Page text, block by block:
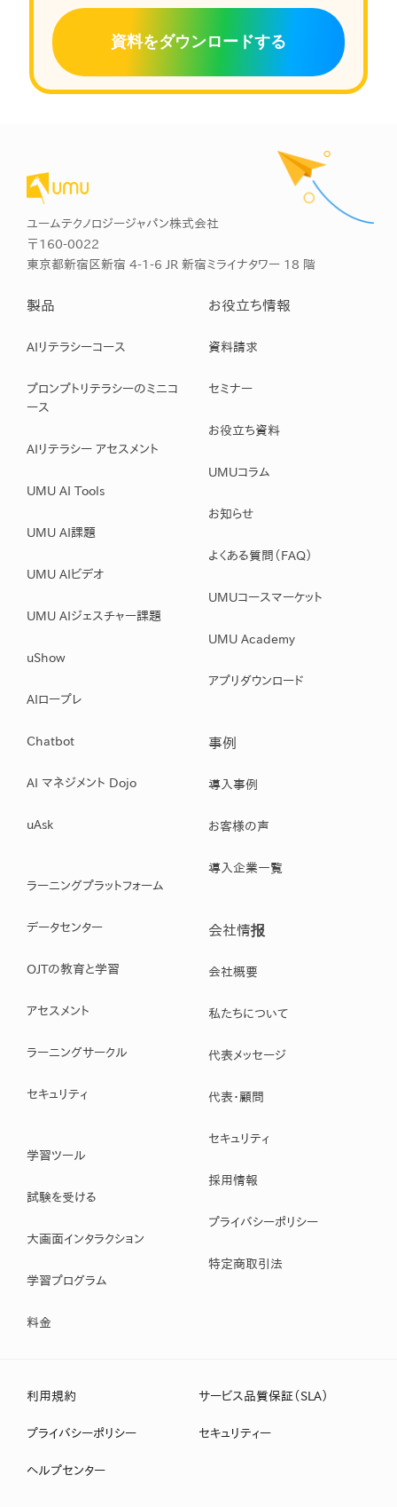
資料をダウンロードする
ユームテクノロジージャパン株式会社
〒160-0022
東京都新宿区新宿 4-1-6 JR 新宿ミライナタワー 18 階
製品
AIリテラシーコース
プロンプトリテラシーのミニコ
ース
AIリテラシー アセスメント
UMU AI Tools
UMU AI課題
UMU AIビデオ
UMU AIジェスチャー課題
uShow
AIロープレ
Chatbot
AI マネジメント Dojo
uAsk
ラーニングプラットフォーム
データセンター
OJTの教育と学習
アセスメント
ラーニングサークル
セキュリティ
学習ツール
試験を受ける
大画面インタラクション
学習プログラム
料金
お役立ち情報
資料請求
セミナー
お役立ち資料
UMUコラム
お知らせ
よくある質問（FAQ）
UMUコースマーケット
UMU Academy
アプリダウンロード
事例
導入事例
お客様の声
導入企業一覧
会社情报
会社概要
私たちについて
代表メッセージ
代表・顧問
セキュリティ
採用情報
プライバシーポリシー
特定商取引法
利用規約 サービス品質保証（SLA）
プライバシーポリシー セキュリティー
ヘルプセンター